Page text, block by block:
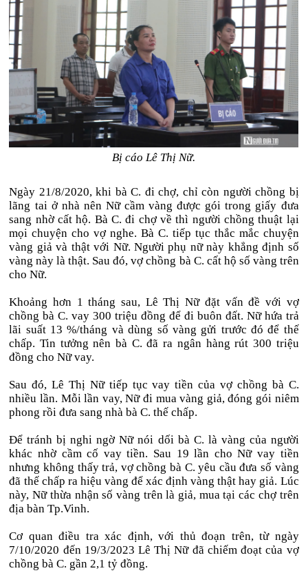
Bị cáo Lê Thị Nữ.
Ngày 21/8/2020, khi bà C. đi chợ, chỉ còn người chồng bị
lãng tai ở nhà nên Nữ cầm vàng được gói trong giấy đưa
sang nhờ cất hộ. Bà C. đi chợ về thì người chồng thuật lại
mọi chuyện cho vợ nghe. Bà C. tiếp tục thắc mắc chuyện
vàng giả và thật với Nữ. Người phụ nữ này khẳng định số
vàng này là thật. Sau đó, vợ chồng bà C. cất hộ số vàng trên
cho Nữ.
Khoảng hơn 1 tháng sau, Lê Thị Nữ đặt vấn đề với vợ
chồng bà C. vay 300 triệu đồng để đi buôn đất. Nữ hứa trả
lãi suất 13 %/tháng và dùng số vàng gửi trước đó để thế
chấp. Tin tưởng nên bà C. đã ra ngân hàng rút 300 triệu
đồng cho Nữ vay.
Sau đó, Lê Thị Nữ tiếp tục vay tiền của vợ chồng bà C.
nhiều lần. Mỗi lần vay, Nữ đi mua vàng giả, đóng gói niêm
phong rồi đưa sang nhà bà C. thế chấp.
Để tránh bị nghi ngờ Nữ nói dối bà C. là vàng của người
khác nhờ cầm cố vay tiền. Sau 19 lần cho Nữ vay tiền
nhưng không thấy trả, vợ chồng bà C. yêu cầu đưa số vàng
đã thế chấp ra hiệu vàng để xác định vàng thật hay giả. Lúc
này, Nữ thừa nhận số vàng trên là giả, mua tại các chợ trên
địa bàn Tp.Vinh.
Cơ quan điều tra xác định, với thủ đoạn trên, từ ngày
7/10/2020 đến 19/3/2023 Lê Thị Nữ đã chiếm đoạt của vợ
chồng bà C. gần 2,1 tỷ đồng.